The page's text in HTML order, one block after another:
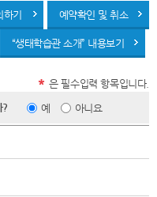
예약확인 및 취소
기
“생태학습관 소개” 내용보기
* 은 필수입력 항목입니다.
?
예 아니요